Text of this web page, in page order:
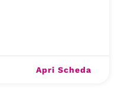
Apri Scheda